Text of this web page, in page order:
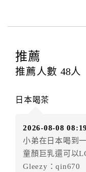
四、訂單異動
提出申辦不得異動訂
每筆訂單異動限定
辦理取消退款。
房者應補足差額。
房者不得要求退其
五、保留住宿權
．訂房者因故辦理
推薦
推薦人數 48人
日本喝茶
2026-08-08
小弟在日本喝到
童顏巨乳還可以
Gleezy：qin670